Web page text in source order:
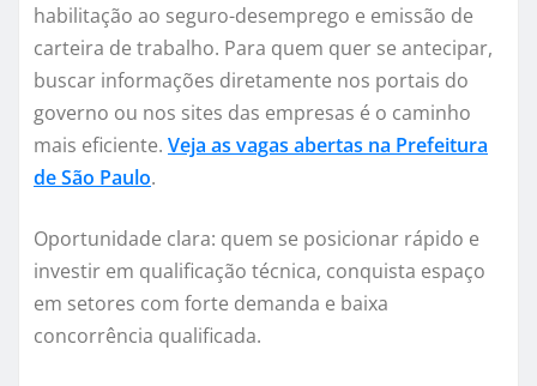
habilitação ao seguro-desemprego e emissão de
carteira de trabalho. Para quem quer se antecipar,
buscar informações diretamente nos portais do
governo ou nos sites das empresas é o caminho
mais eficiente. Veja as vagas abertas na Prefeitura
de São Paulo.
Oportunidade clara: quem se posicionar rápido e
investir em qualificação técnica, conquista espaço
em setores com forte demanda e baixa
concorrência qualificada.